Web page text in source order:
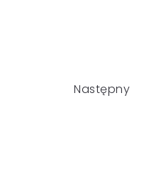
Następny